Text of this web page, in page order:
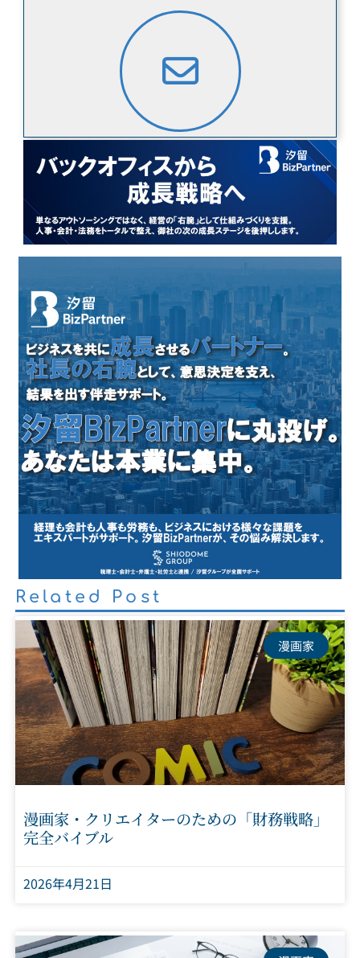
Related Post
漫画家
漫画家・クリエイターのための「財務戦略」
完全バイブル
2026年4月21日